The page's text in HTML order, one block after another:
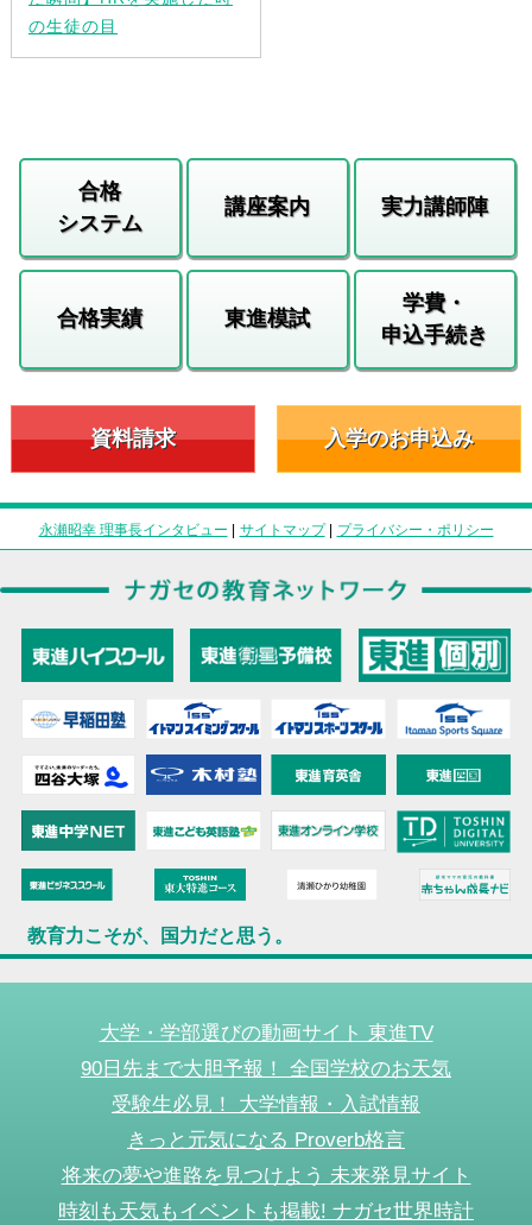
の生徒の目
合格
システム
講座案内 実力講師陣
合格実績 東進模試
学費・
申込手続き
資料請求 入学のお申込み
永瀬昭幸 理事長インタビュー | サイトマップ| プライバシー・ポリシー
教育力こそが、国力だと思う。
大学・学部選びの動画サイト 東進TV
90日先まで大胆予報！ 全国学校のお天気
受験生必見！ 大学情報・入試情報
きっと元気になる Proverb格言
将来の夢や進路を見つけよう 未来発見サイト
時刻も天気もイベントも掲載! ナガセ世界時計